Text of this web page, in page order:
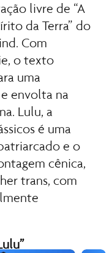
livre de “A
da Terra” do
Com
o texto
uma
envolta na
Lulu, a
é uma
e o
cênica,
trans, com